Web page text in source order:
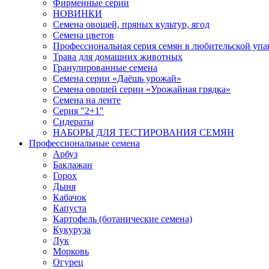
Фирменные серии
НОВИНКИ
Семена овощей, пряных культур, ягод
Семена цветов
Профессиональная серия семян в любительской
Трава для домашних животных
Гранулированные семена
Семена серии «Даёшь урожай»
Семена овощей серии «Урожайная грядка»
Семена на ленте
Серия "2+1"
Сидераты
НАБОРЫ ДЛЯ ТЕСТИРОВАНИЯ СЕМЯН
Профессиональные семена
Арбуз
Баклажан
Горох
Дыня
Кабачок
Капуста
Картофель (ботанические семена)
Кукуруза
Лук
Морковь
Огурец